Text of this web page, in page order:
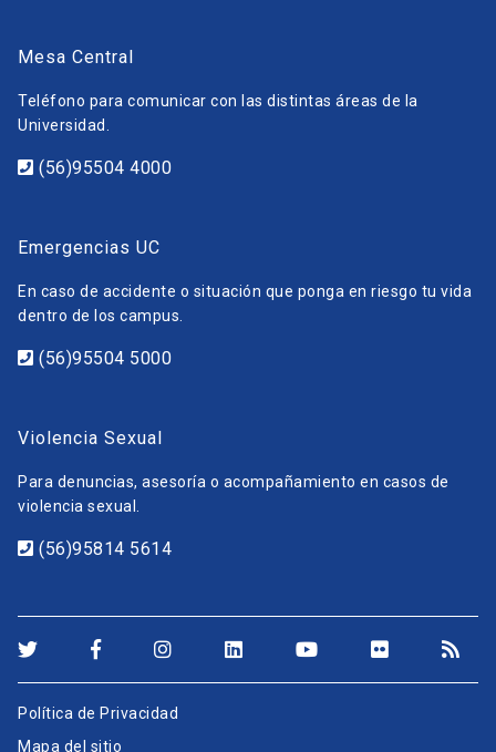
Mesa Central
Teléfono para comunicar con las distintas áreas de la
Universidad.
(56)95504 4000
Emergencias UC
En caso de accidente o situación que ponga en riesgo tu vida
dentro de los campus.
(56)95504 5000
Violencia Sexual
Para denuncias, asesoría o acompañamiento en casos de
violencia sexual.
(56)95814 5614
Política de Privacidad
Mapa del sitio